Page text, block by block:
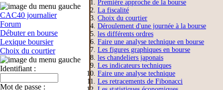
CAC40 journalier
Forum
Débuter en bourse
Lexique boursier
Choix du courtier
Identifiant :
Mot de passe :
Première approche de la bourse
La fiscalité
Choix du courtier
Déroulement d'une journée à la bourse
les différents ordres
Faire une analyse technique en bourse
Les figures graphiques en bourse
les chandeliers japonais
Les indicateurs techniques
Faire une analyse technique
Les retracements de Fibonacci